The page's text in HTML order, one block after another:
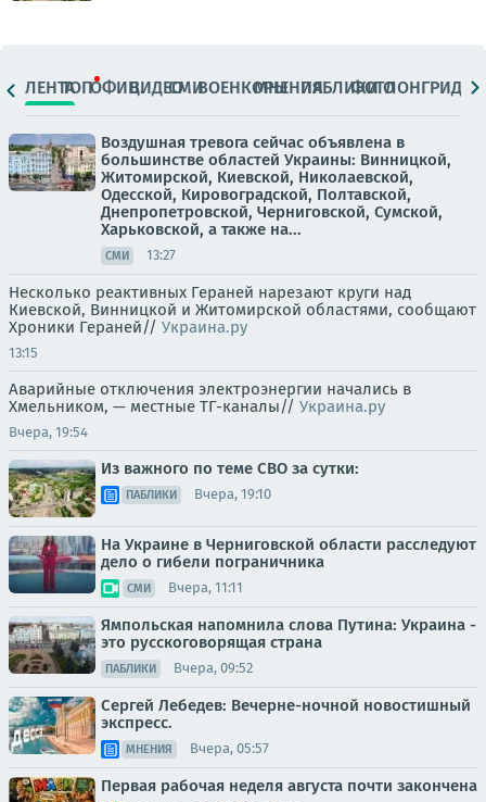
ЛЕНТАТОПОФИЦ.ВИДЕОСМИВОЕНКОРЫМНЕНИЯПАБЛИКИ
ФОТОЛОНГРИДЫ
Воздушная тревога сейчас объявлена в
большинстве областей Украины: Винницкой,
Житомирской, Киевской, Николаевской,
Одесской, Кировоградской, Полтавской,
Днепропетровской, Черниговской, Сумской,
Харьковской, а также на...
СМИ 13:27
Несколько реактивных Гераней нарезают круги над
Киевской, Винницкой и Житомирской областями, сообщают
Хроники Гераней// Украина.ру
13:15
Аварийные отключения электроэнергии начались в
Хмельником, — местные ТГ-каналы// Украина.ру
Вчера, 19:54
Из важного по теме СВО за сутки:
ПАБЛИКИ Вчера, 19:10
На Украине в Черниговской области расследуют
дело о гибели пограничника
СМИ Вчера, 11:11
Ямпольская напомнила слова Путина: Украина -
это русскоговорящая страна
ПАБЛИКИ Вчера, 09:52
Сергей Лебедев: Вечерне-ночной новостишный
экспресс.
МНЕНИЯ Вчера, 05:57
Первая рабочая неделя августа почти закончена